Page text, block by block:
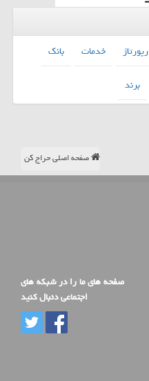
رپورتاژ خدمات
بانك
برند
صفحه اصلی حراج کن
صفحه های ما را در شبکه های
اجتماعی دنبال کنید